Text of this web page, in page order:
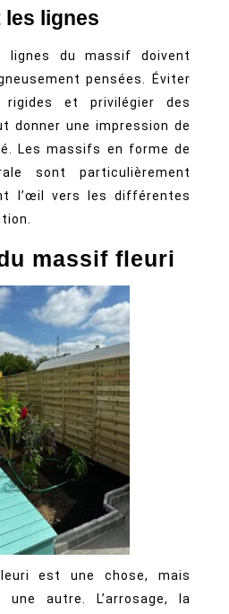
les lignes
du massif doivent
pensées. Éviter
et privilégier des
donner une impression de
Les massifs en forme de
sont particulièrement
l’œil vers les différentes
massif fleuri
est une chose, mais
une autre. L’arrosage, la